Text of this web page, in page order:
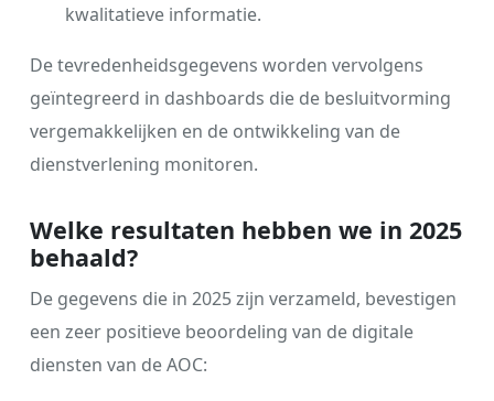
kwalitatieve informatie.
De tevredenheidsgegevens worden vervolgens
geïntegreerd in dashboards die de besluitvorming
vergemakkelijken en de ontwikkeling van de
dienstverlening monitoren.
Welke resultaten hebben we in 2025
behaald?
De gegevens die in 2025 zijn verzameld, bevestigen
een zeer positieve beoordeling van de digitale
diensten van de AOC: